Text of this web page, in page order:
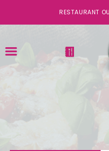
RESTAURANT
ACCUEIL